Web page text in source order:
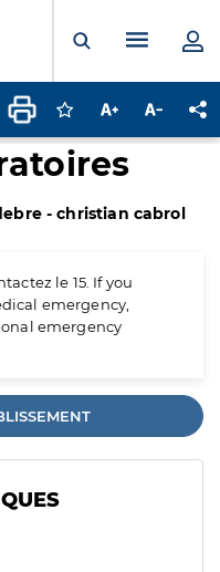
Ouvrir laMenu
Connectez-vous
Augmenter la
- christian cabrol
le 15. If you
emergency,
emergency